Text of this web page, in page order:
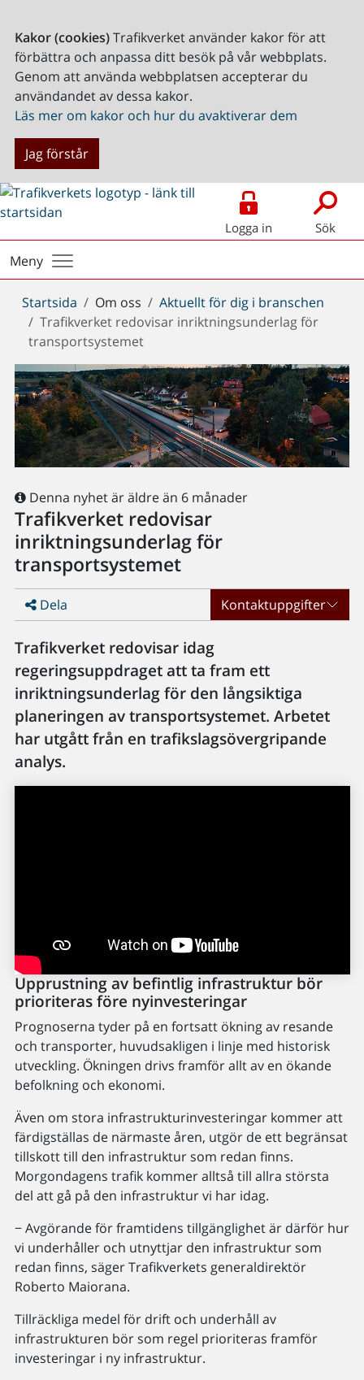
Kakor (cookies)Trafikverket använder kakor för att
förbättra och anpassa ditt besök på vår webbplats.
Genom att använda webbplatsen accepterar du
användandet av dessa kakor.
Läs mer om kakor och hur du avaktiverar dem
Jag förstår
Logga in Sök
Meny
Du
är
här:
Startsida Om oss
Aktuellt för dig i branschen
Trafikverket redovisar inriktningsunderlag för
transportsystemet
Denna nyhet är äldre än 6 månader
Trafikverket redovisar
inriktningsunderlag för
transportsystemet
Dela Kontaktuppgifter
Trafikverket redovisar idag
regeringsuppdraget att ta fram ett
inriktningsunderlag för den långsiktiga
planeringen av transportsystemet. Arbetet
har utgått från en trafikslagsövergripande
analys.
Upprustning av befintlig infrastruktur bör
prioriteras före nyinvesteringar
Prognoserna tyder på en fortsatt ökning av resande
och transporter, huvudsakligen i linje med historisk
utveckling. Ökningen drivs framför allt av en ökande
befolkning och ekonomi.
Även om stora infrastrukturinvesteringar kommer att
färdigställas de närmaste åren, utgör de ett begränsat
tillskott till den infrastruktur som redan finns.
Morgondagens trafik kommer alltså till allra största
del att gå på den infrastruktur vi har idag.
− Avgörande för framtidens tillgänglighet är därför hur
vi underhåller och utnyttjar den infrastruktur som
redan finns, säger Trafikverkets generaldirektör
Roberto Maiorana.
Tillräckliga medel för drift och underhåll av
infrastrukturen bör som regel prioriteras framför
investeringar i ny infrastruktur.